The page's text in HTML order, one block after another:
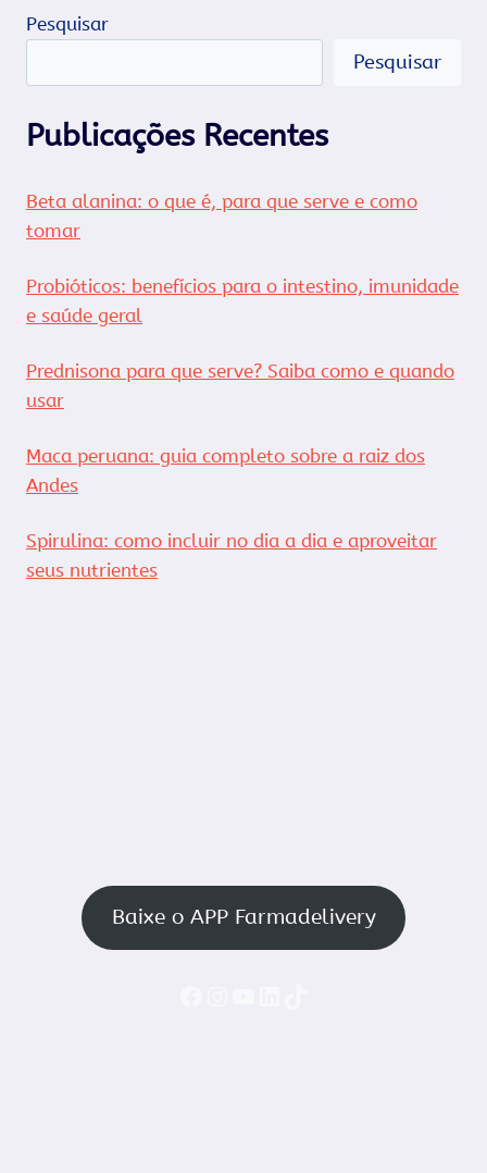
Pesquisar
Pesquisar
Publicações Recentes
Beta alanina: o que é, para que serve e como
tomar
Probióticos: benefícios para o intestino, imunidade
e saúde geral
Prednisona para que serve? Saiba como e quando
usar
Maca peruana: guia completo sobre a raiz dos
Andes
Spirulina: como incluir no dia a dia e aproveitar
seus nutrientes
Baixe o APP Farmadelivery